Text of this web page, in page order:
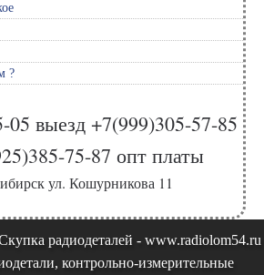
?
05 выезд +7(999)305-57-85
75-87 опт платы
ул. Кошурникова 11
радиодеталей - www.radiolom54.ru
контрольно-измерительные